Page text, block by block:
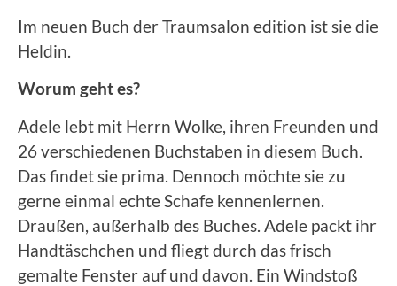
Im neuen Buch der Traumsalon edition ist sie die
Heldin.
Worum geht es?
Adele lebt mit Herrn Wolke, ihren Freunden und
26 verschiedenen Buchstaben in diesem Buch.
Das findet sie prima. Dennoch möchte sie zu
gerne einmal echte Schafe kennenlernen.
Draußen, außerhalb des Buches. Adele packt ihr
Handtäschchen und fliegt durch das frisch
gemalte Fenster auf und davon. Ein Windstoß